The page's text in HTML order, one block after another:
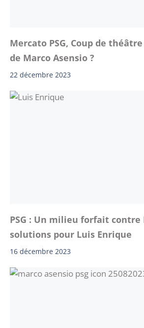
Mercato PSG, Coup de
de Marco Asensio ?
22 décembre 2023
PSG : Un milieu forfait contre
solutions pour Luis Enrique
16 décembre 2023